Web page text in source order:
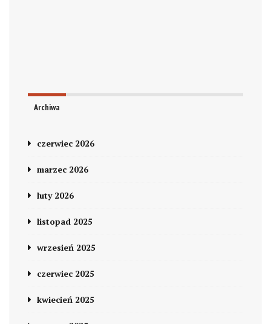
Archiwa
czerwiec 2026
marzec 2026
luty 2026
listopad 2025
wrzesień 2025
czerwiec 2025
kwiecień 2025